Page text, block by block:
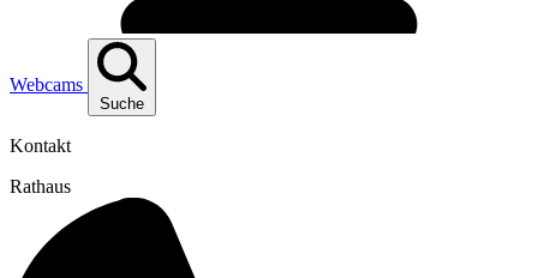
Webcams
Suche
Kontakt
Rathaus